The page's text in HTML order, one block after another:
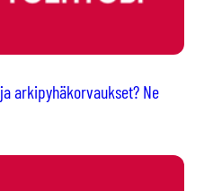
arkipyhäkorvaukset? Ne